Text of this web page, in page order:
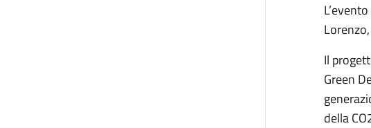
Il
Green
della